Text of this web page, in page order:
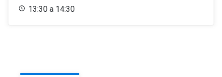
13:30 a 14:30